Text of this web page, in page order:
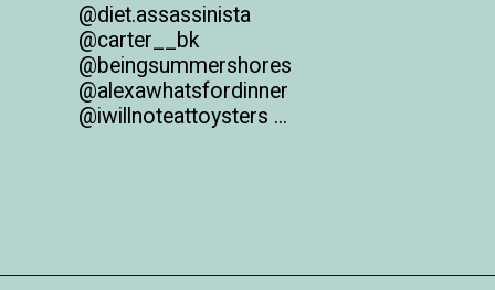
@diet.assassinista
@carter__bk
@beingsummershores
@alexawhatsfordinner
@iwillnoteattoysters ...